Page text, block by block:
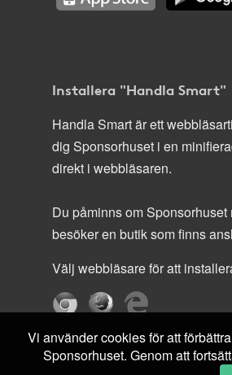
Installera "Handla Smart"
Handla Smart är ett
dig Sponsorhuset i en
direkt i webbläsaren.
Du påminns om Sponsorhuset
besöker en butik som finns
Välj webbläsare för att
Vi använder cookies för att
Sponsorhuset. Genom att